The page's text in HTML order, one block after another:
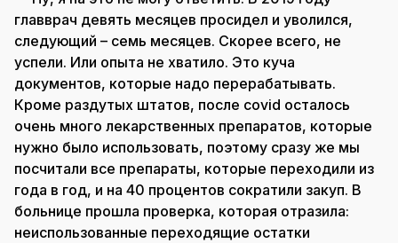
главврач девять месяцев просидел и уволился,
следующий – семь месяцев. Скорее всего, не
успели. Или опыта не хватило. Это куча
документов, которые надо перерабатывать.
Кроме раздутых штатов, после covid осталось
очень много лекарственных препаратов, которые
нужно было использовать, поэтому сразу же мы
посчитали все препараты, которые переходили из
года в год, и на 40 процентов сократили закуп. В
больнице прошла проверка, которая отразила:
неиспользованные переходящие остатки